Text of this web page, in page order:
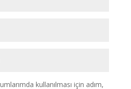
kullanılması için adım,